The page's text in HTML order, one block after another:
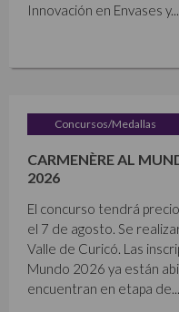
Innovación en Envases y...
Concursos/Medallas
CARMENÈRE AL
2026
El concurso tendrá
el 7 de agosto. Se
Valle de Curicó. Las
Mundo 2026 ya están
encuentran en etapa de...